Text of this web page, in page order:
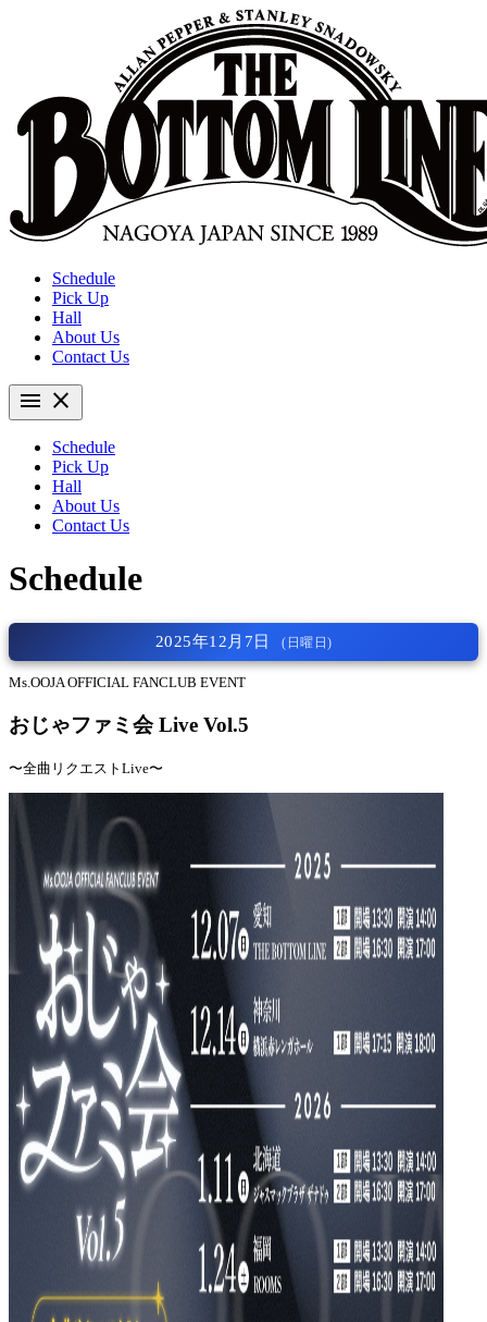
Schedule
Pick Up
Hall
About Us
Contact Us
menu close
Schedule
Pick Up
Hall
About Us
Contact Us
Schedule
2025年12月7日 (日曜日)
Ms.OOJA OFFICIAL FANCLUB EVENT
おじゃファミ会 Live Vol.5
〜全曲リクエストLive〜